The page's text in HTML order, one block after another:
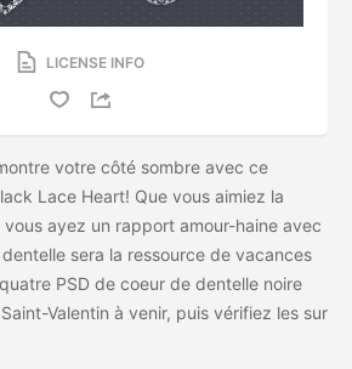
LICENSE INFO
votre côté sombre avec ce
Lace Heart! Que vous aimiez la
vous ayez un rapport amour-haine avec
sera la ressource de vacances
PSD de coeur de dentelle noire
Valentin à venir, puis vérifiez les sur